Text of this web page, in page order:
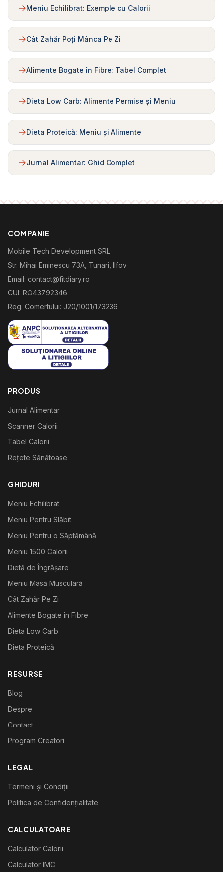
Meniu Echilibrat: Exemple cu Calorii
Cât Zahăr Poți Mânca Pe Zi
Alimente Bogate în Fibre: Tabel Complet
Dieta Low Carb: Alimente Permise și Meniu
Dieta Proteică: Meniu și Alimente
Jurnal Alimentar: Ghid Complet
COMPANIE
Mobile Tech Development SRL
Str. Mihai Eminescu 73A, Tunari, Ilfov
Email: contact@fitdiary.ro
CUI: RO43792346
Reg. Comertului: J20/1001/173236
PRODUS
Jurnal Alimentar
Scanner Calorii
Tabel Calorii
Rețete Sănătoase
GHIDURI
Meniu Echilibrat
Meniu Pentru Slăbit
Meniu Pentru o Săptămână
Meniu 1500 Calorii
Dietă de Îngrășare
Meniu Masă Musculară
Cât Zahăr Pe Zi
Alimente Bogate în Fibre
Dieta Low Carb
Dieta Proteică
RESURSE
Blog
Despre
Contact
Program Creatori
LEGAL
Termeni și Condiții
Politica de Confidențialitate
CALCULATOARE
Calculator Calorii
Calculator IMC